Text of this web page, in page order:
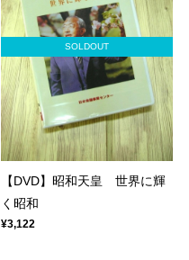
SOLDOUT
【DVD】昭和天皇 世界に輝
く昭和
¥3,122